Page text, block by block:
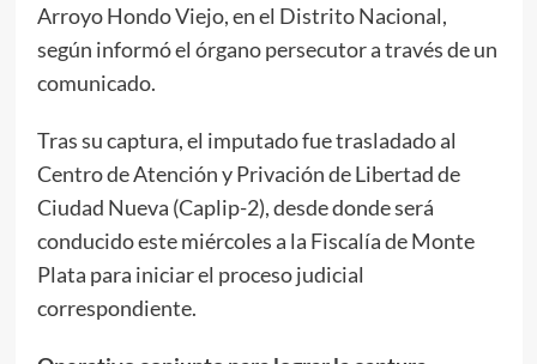
Arroyo Hondo Viejo, en el Distrito Nacional,
según informó el órgano persecutor a través de un
comunicado.
Tras su captura, el imputado fue trasladado al
Centro de Atención y Privación de Libertad de
Ciudad Nueva (Caplip-2), desde donde será
conducido este miércoles a la Fiscalía de Monte
Plata para iniciar el proceso judicial
correspondiente.